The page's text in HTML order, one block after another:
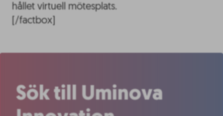
hållet virtuell mötesplats.
[/factbox]
Sök till Uminova